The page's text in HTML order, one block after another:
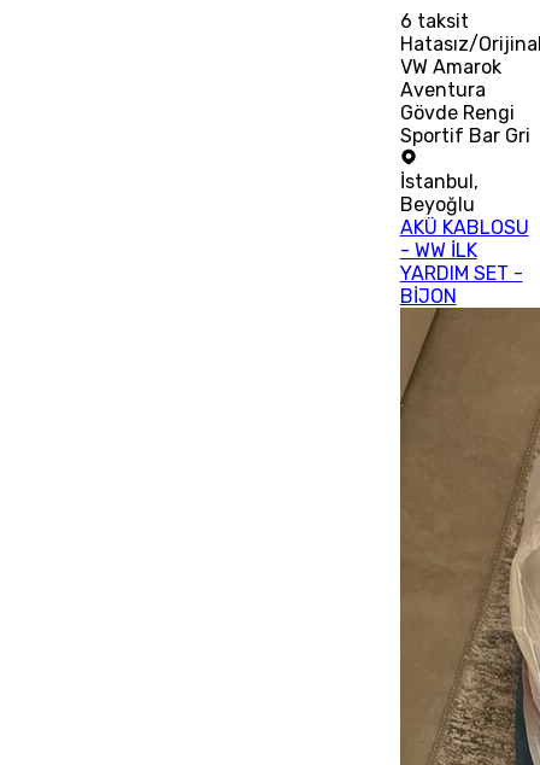
6 taksit
Hatasız/
VW Amarok
Aventura
Gövde Rengi
Sportif Bar Gri
İstanbul,
Beyoğlu
AKÜ KABLOSU
- WW İLK
YARDIM SET -
BİJON